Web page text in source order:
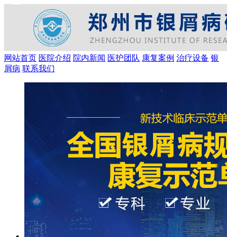
网站首页 医院介绍 院内新闻 医护团队 康复案例 治疗设备 银
屑病 联系我们